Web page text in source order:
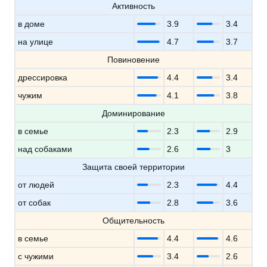
Активность
в доме
3.9
3.4
на улице
4.7
3.7
Повиновение
дрессировка
4.4
3.4
чужим
4.1
3.8
Доминирование
в семье
2.3
2.9
над собаками
2.6
3
Защита своей территории
от людей
2.3
4.4
от собак
2.8
3.6
Общительность
в семье
4.4
4.6
с чужими
3.4 2.6